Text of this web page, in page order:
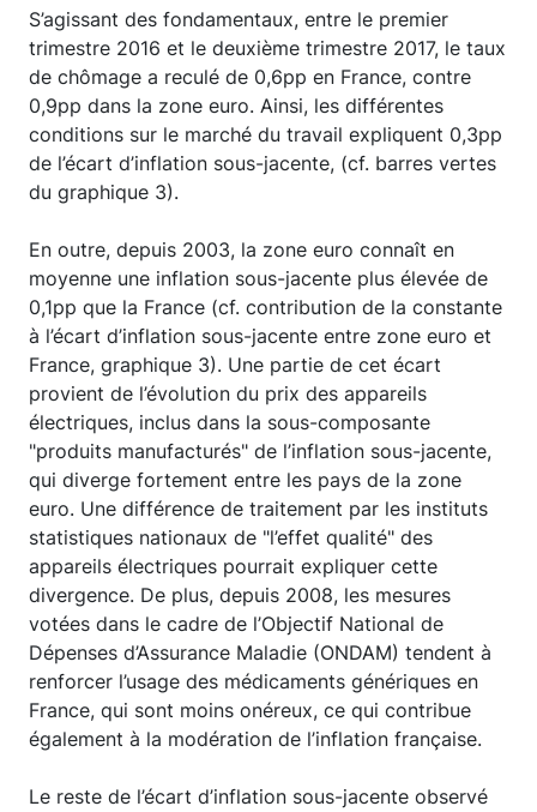
S’agissant des fondamentaux, entre le premier
trimestre 2016 et le deuxième trimestre 2017, le taux
de chômage a reculé de 0,6pp en France, contre
0,9pp dans la zone euro. Ainsi, les différentes
conditions sur le marché du travail expliquent 0,3pp
de l’écart d’inflation sous-jacente, (cf. barres vertes
du graphique 3).
En outre, depuis 2003, la zone euro connaît en
moyenne une inflation sous-jacente plus élevée de
0,1pp que la France (cf. contribution de la constante
à l’écart d’inflation sous-jacente entre zone euro et
France, graphique 3). Une partie de cet écart
provient de l’évolution du prix des appareils
électriques, inclus dans la sous-composante
"produits manufacturés" de l’inflation sous-jacente,
qui diverge fortement entre les pays de la zone
euro. Une différence de traitement par les instituts
statistiques nationaux de "l’effet qualité" des
appareils électriques pourrait expliquer cette
divergence. De plus, depuis 2008, les mesures
votées dans le cadre de l’Objectif National de
Dépenses d’Assurance Maladie (ONDAM) tendent à
renforcer l’usage des médicaments génériques en
France, qui sont moins onéreux, ce qui contribue
également à la modération de l’inflation française.
Le reste de l’écart d’inflation sous-jacente observé